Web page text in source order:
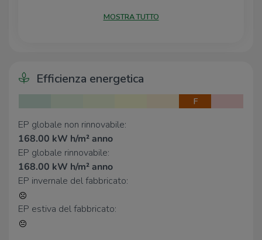
Supermercati
Supermercato
Bar
Bar Pasticceria Le Golosie
MOSTRA TUTTO
Efficienza energetica
F
EP globale non rinnovabile:
168.00 kW h/m² anno
EP globale rinnovabile:
168.00 kW h/m² anno
EP invernale del fabbricato:
EP estiva del fabbricato: